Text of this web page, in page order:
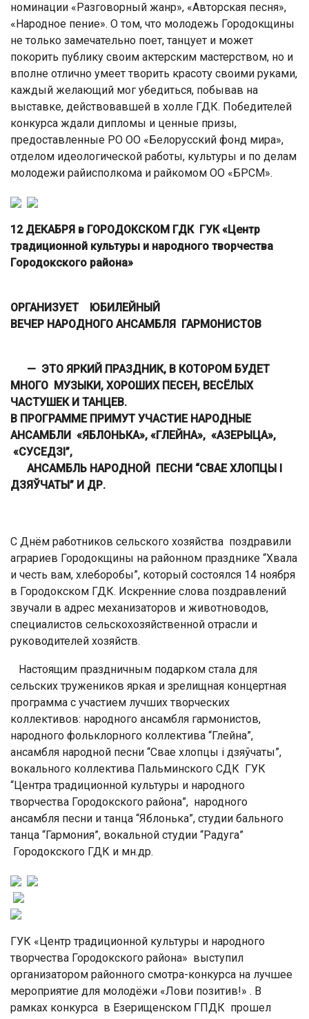
номинации «Разговорный жанр», «Авторская песня»,
«Народное пение». О том, что молодежь Городокщины
не только замечательно поет, танцует и может
покорить публику своим актерским мастерством, но и
вполне отлично умеет творить красоту своими руками,
каждый желающий мог убедиться, побывав на
выставке, действовавшей в холле ГДК. Победителей
конкурса ждали дипломы и ценные призы,
предоставленные РО ОО «Белорусский фонд мира»,
отделом идеологической работы, культуры и по делам
молодежи райисполкома и райкомом ОО «БРСМ».
12 ДЕКАБРЯ в ГОРОДОКСКОМ ГДК ГУК «Центр
традиционной культуры и народного творчества
Городокского района»
ОРГАНИЗУЕТ ЮБИЛЕЙНЫЙ
ВЕЧЕР НАРОДНОГО АНСАМБЛЯ ГАРМОНИСТОВ
— ЭТО ЯРКИЙ ПРАЗДНИК, В КОТОРОМ БУДЕТ
МНОГО МУЗЫКИ, ХОРОШИХ ПЕСЕН, ВЕСЁЛЫХ
ЧАСТУШЕК И ТАНЦЕВ.
В ПРОГРАММЕ ПРИМУТ УЧАСТИЕ НАРОДНЫЕ
АНСАМБЛИ «ЯБЛОНЬКА», «ГЛЕЙНА», «АЗЕРЫЦА»,
«СУСЕДЗІ”,
АНСАМБЛЬ НАРОДНОЙ ПЕСНИ “СВАЕ ХЛОПЦЫ І
ДЗЯЎЧАТЫ” И ДР.
С Днём работников сельского хозяйства поздравили
аграриев Городокщины на районном празднике “Хвала
и честь вам, хлеборобы”, который состоялся 14 ноября
в Городокском ГДК. Искренние слова поздравлений
звучали в адрес механизаторов и животноводов,
специалистов сельскохозяйственной отрасли и
руководителей хозяйств.
Настоящим праздничным подарком стала для
сельских тружеников яркая и зрелищная концертная
программа с участием лучших творческих
коллективов: народного ансамбля гармонистов,
народного фольклорного коллектива “Глейна”,
ансамбля народной песни “Свае хлопцы і дзяўчаты”,
вокального коллектива Пальминского СДК ГУК
“Центра традиционной культуры и народного
творчества Городокского района”, народного
ансамбля песни и танца “Яблонька”, студии бального
танца “Гармония”, вокальной студии “Радуга”
Городокского ГДК и мн.др.
ГУК «Центр традиционной культуры и народного
творчества Городокского района» выступил
организатором районного смотра-конкурса на лучшее
мероприятие для молодёжи «Лови позитив!» . В
рамках конкурса в Езерищенском ГПДК прошел